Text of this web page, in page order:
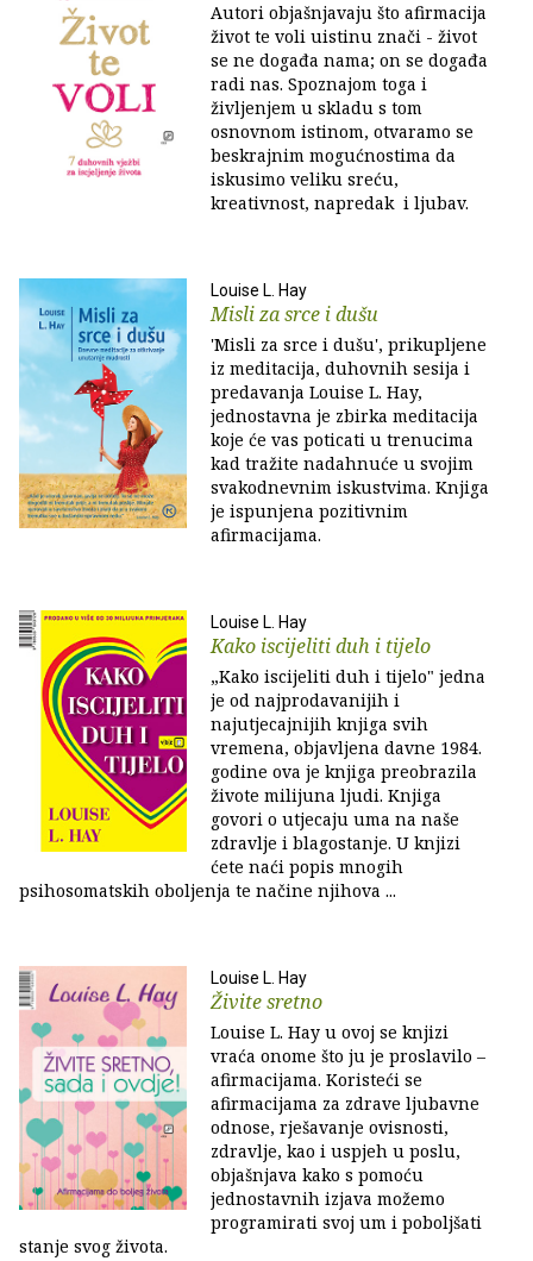
Autori objašnjavaju što afirmacija
život te voli uistinu znači - život
se ne događa nama; on se događa
radi nas. Spoznajom toga i
življenjem u skladu s tom
osnovnom istinom, otvaramo se
beskrajnim mogućnostima da
iskusimo veliku sreću,
kreativnost, napredak i ljubav.
Louise L. Hay
Misli za srce i dušu
'Misli za srce i dušu', prikupljene
iz meditacija, duhovnih sesija i
predavanja Louise L. Hay,
jednostavna je zbirka meditacija
koje će vas poticati u trenucima
kad tražite nadahnuće u svojim
svakodnevnim iskustvima. Knjiga
je ispunjena pozitivnim
afirmacijama.
Louise L. Hay
Kako iscijeliti duh i tijelo
„Kako iscijeliti duh i tijelo" jedna
je od najprodavanijih i
najutjecajnijih knjiga svih
vremena, objavljena davne 1984.
godine ova je knjiga preobrazila
živote milijuna ljudi. Knjiga
govori o utjecaju uma na naše
zdravlje i blagostanje. U knjizi
ćete naći popis mnogih
psihosomatskih oboljenja te načine njihova ...
Louise L. Hay
Živite sretno
Louise L. Hay u ovoj se knjizi
vraća onome što ju je proslavilo –
afirmacijama. Koristeći se
afirmacijama za zdrave ljubavne
odnose, rješavanje ovisnosti,
zdravlje, kao i uspjeh u poslu,
objašnjava kako s pomoću
jednostavnih izjava možemo
programirati svoj um i poboljšati
stanje svog života.